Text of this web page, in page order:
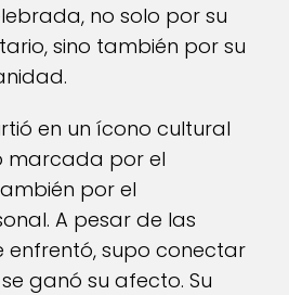
no solo por su
sino también por su
en un ícono cultural
marcada por el
por el
A pesar de las
enfrentó, supo conectar
ganó su afecto. Su